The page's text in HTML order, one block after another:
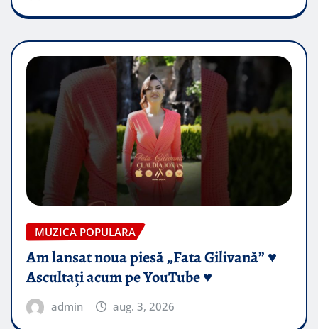
MUZICA POPULARA
Am lansat noua piesă „Fata Gilivană” ♥️
Ascultați acum pe YouTube ♥️
admin aug. 3, 2026